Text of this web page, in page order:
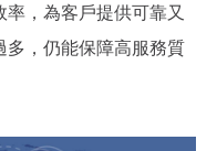
，為客戶提供可靠又
，仍能保障高服務質